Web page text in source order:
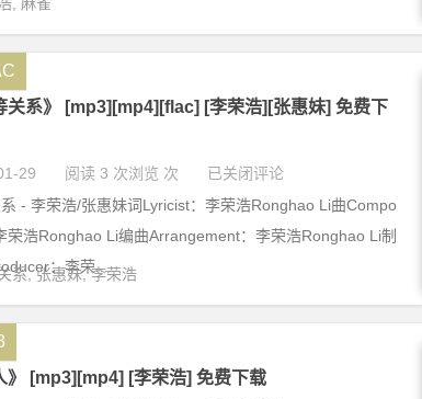
关系》 [mp3][mp4][flac] [李荣浩][张惠妹] 免费下
29 阅读 3 次浏览 次 已关闭评论
- 李荣浩/张惠妹词Lyricist：李荣浩Ronghao Li曲Compo
荣浩Ronghao Li编曲Arrangement：李荣浩Ronghao Li制
：李荣...
系,张惠妹,李荣浩
》 [mp3][mp4] [李荣浩] 免费下载